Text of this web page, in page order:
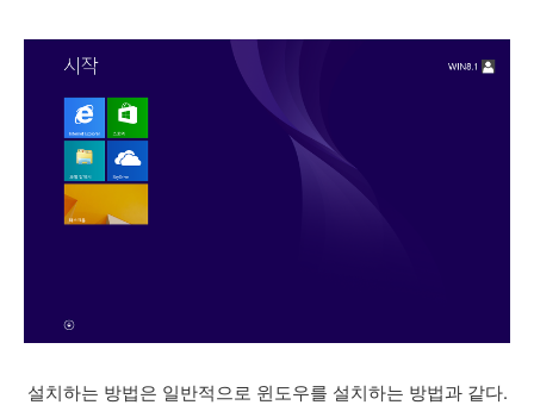
설치하는 방법은 일반적으로 윈도우를 설치하는 방법과 같다.